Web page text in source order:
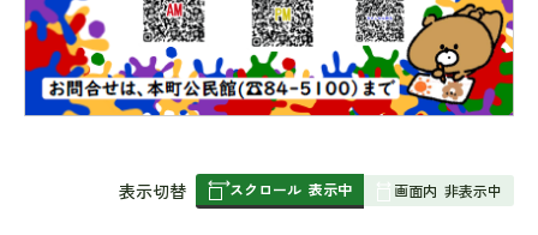
表
表示切替 スクロール 表示中 画面内 非表示中